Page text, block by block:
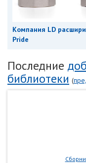
Компания LD
Pride
Последние
библиотеки (